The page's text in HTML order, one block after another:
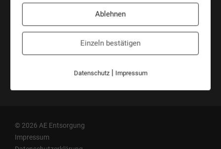
ÜBERSICHT VERANTWORTUNG
Mülltonne CO2 Kalkulator
© 2026 AE Entsorgung
Impressum
Ablehnen
Einzeln bestätigen
Datenschutz| Impressum